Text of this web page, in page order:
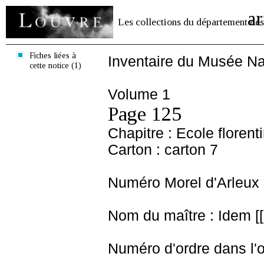
Les collections du département des
Fiches liées à
cette notice (1)
Inventaire du Musée
Volume 1
Page 125
Chapitre : Ecole
Carton : carton 7
Numéro Morel d'Arleux
Nom du maître : Idem
Numéro d'ordre dans